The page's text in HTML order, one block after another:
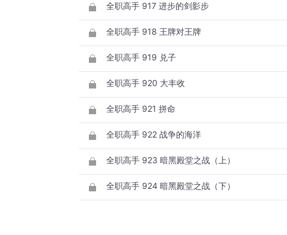
全职高手 917 进步的剑影步
全职高手 918 王牌对王牌
全职高手 919 兑子
全职高手 920 大丰收
全职高手 921 拼命
全职高手 922 战争的海洋
全职高手 923 暗黑殿堂之战（上）
全职高手 924 暗黑殿堂之战（下）